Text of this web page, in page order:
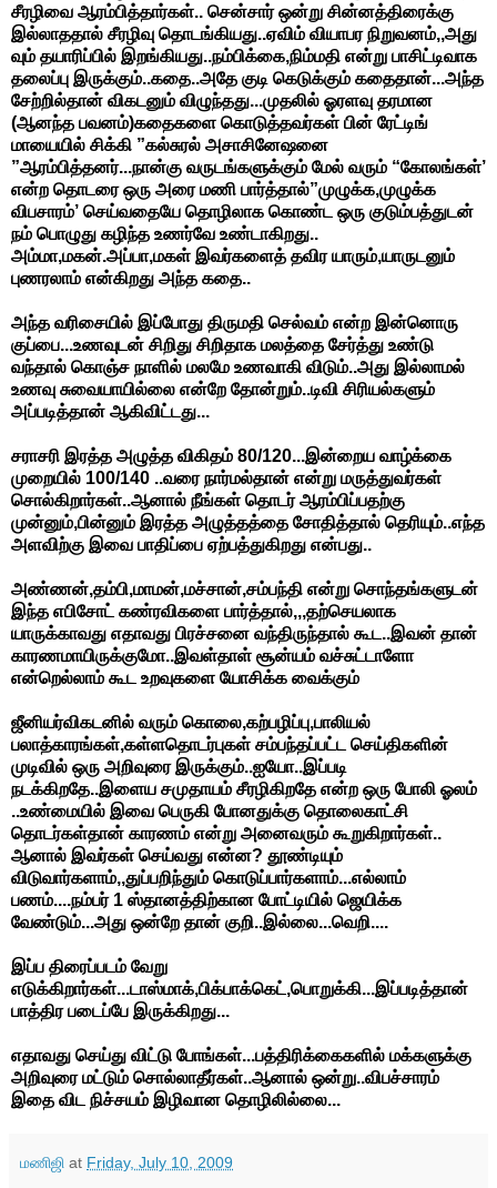
சீரழிவை ஆரம்பித்தார்கள்.. சென்சார் ஒன்று சின்னத்திரைக்கு
இல்லாததால் சீரழிவு தொடங்கியது..ஏவிம் வியாபர நிறுவனம்,,அது
வும் தயாரிப்பில் இறங்கியது..நம்பிக்கை,நிம்மதி என்று பாசிட்டிவாக
தலைப்பு இருக்கும்..கதை..அதே குடி கெடுக்கும் கதைதான்...அந்த
சேற்றில்தான் விகடனும் விழுந்தது...முதலில் ஓரளவு தரமான
(ஆனந்த பவனம்)கதைகளை கொடுத்தவர்கள் பின் ரேட்டிங்
மாயையில் சிக்கி ”கல்சுரல் அசாசினேஷனை
”ஆரம்பித்தனர்...நான்கு வருடங்களுக்கும் மேல் வரும் “கோலங்கள்’
என்ற தொடரை ஒரு அரை மணி பார்த்தால்”முழுக்க,முழுக்க
விபசாரம்’ செய்வதையே தொழிலாக கொண்ட ஒரு குடும்பத்துடன்
நம் பொழுது கழிந்த உணர்வே உண்டாகிறது..
அம்மா,மகன்.அப்பா,மகள் இவர்களைத் தவிர யாரும்,யாருடனும்
புணரலாம் என்கிறது அந்த கதை..
அந்த வரிசையில் இப்போது திருமதி செல்வம் என்ற இன்னொரு
குப்பை...உணவுடன் சிறிது சிறிதாக மலத்தை சேர்த்து உண்டு
வந்தால் கொஞ்ச நாளில் மலமே உணவாகி விடும்..அது இல்லாமல்
உணவு சுவையாயில்லை என்றே தோன்றும்..டிவி சிரியல்களும்
அப்படித்தான் ஆகிவிட்டது...
சராசரி இரத்த அழுத்த விகிதம் 80/120...இன்றைய வாழ்க்கை
முறையில் 100/140 ..வரை நார்மல்தான் என்று மருத்துவர்கள்
சொல்கிறார்கள்..ஆனால் நீங்கள் தொடர் ஆரம்பிப்பதற்கு
முன்னும்,பின்னும் இரத்த அழுத்தத்தை சோதித்தால் தெரியும்..எந்த
அளவிற்கு இவை பாதிப்பை ஏற்பத்துகிறது என்பது..
அண்ணன்,தம்பி,மாமன்,மச்சான்,சம்பந்தி என்று சொந்தங்களுடன்
இந்த எபிசோட் கண்ரவிகளை பார்த்தால்,,,தற்செயலாக
யாருக்காவது எதாவது பிரச்சனை வந்திருந்தால் கூட..இவன் தான்
காரணமாயிருக்குமோ..இவள்தாள் சூன்யம் வச்சுட்டாளோ
என்றெல்லாம் கூட உறவுகளை யோசிக்க வைக்கும்
ஜீனியர்விகடனில் வரும் கொலை,கற்பழிப்பு,பாலியல்
பலாத்காரங்கள்,கள்ளதொடர்புகள் சம்பந்தப்பட்ட செய்திகளின்
முடிவில் ஒரு அறிவுரை இருக்கும்..ஐயோ..இப்படி
நடக்கிறதே..இளைய சமுதாயம் சீரழிகிறதே என்ற ஒரு போலி ஓலம்
..உண்மையில் இவை பெருகி போனதுக்கு தொலைகாட்சி
தொடர்கள்தான் காரணம் என்று அனைவரும் கூறுகிறார்கள்..
ஆனால் இவர்கள் செய்வது என்ன? தூண்டியும்
விடுவார்களாம்,,துப்பறிந்தும் கொடுப்பார்களாம்...எல்லாம்
பணம்....நம்பர் 1 ஸ்தானத்திற்கான போட்டியில் ஜெயிக்க
வேண்டும்...அது ஒன்றே தான் குறி..இல்லை...வெறி....
இப்ப திரைப்படம் வேறு
எடுக்கிறார்கள்...டாஸ்மாக்,பிக்பாக்கெட்,பொறுக்கி...இப்படித்தான்
பாத்திர படைப்பே இருக்கிறது...
எதாவது செய்து விட்டு போங்கள்...பத்திரிக்கைகளில் மக்களுக்கு
அறிவுரை மட்டும் சொல்லாதீர்கள்..ஆனால் ஒன்று..விபச்சாரம்
இதை விட நிச்சயம் இழிவான தொழிலில்லை...
மணிஜி at Friday, July 10, 2009